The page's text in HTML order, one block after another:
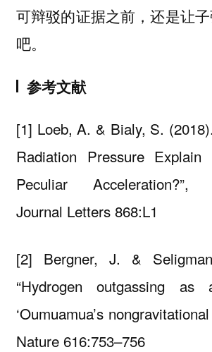
可辩驳的证据之前，还是让
吧。
参考文献
[1] Loeb, A. & Bialy, S.
Radiation Pressure Explain
Peculiar Acceleration?”,
Journal Letters 868:L1
[2] Bergner, J. &
“Hydrogen outgassing
‘Oumuamua’s
Nature 616:753–756